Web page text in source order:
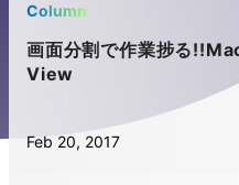
Column
画面分割で作業捗る
View
Feb 20, 2017